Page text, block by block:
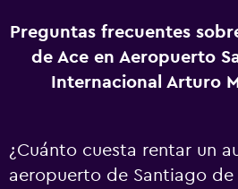
Preguntas frecuentes
de Ace en Aeropuerto
Internacional Arturo
¿Cuánto cuesta rentar un
aeropuerto de Santiago de